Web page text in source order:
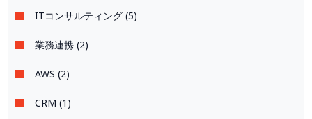
ITコンサルティング (5)
業務連携 (2)
AWS (2)
CRM (1)